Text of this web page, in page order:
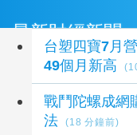
最新財經新聞
台塑四寶7月
49個月新高
戰鬥陀螺成
法
(18 分鐘前)